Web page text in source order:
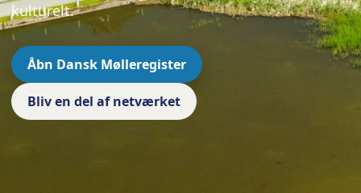
kulturelt.
Åbn Dansk Mølleregister
Bliv en del af netværket